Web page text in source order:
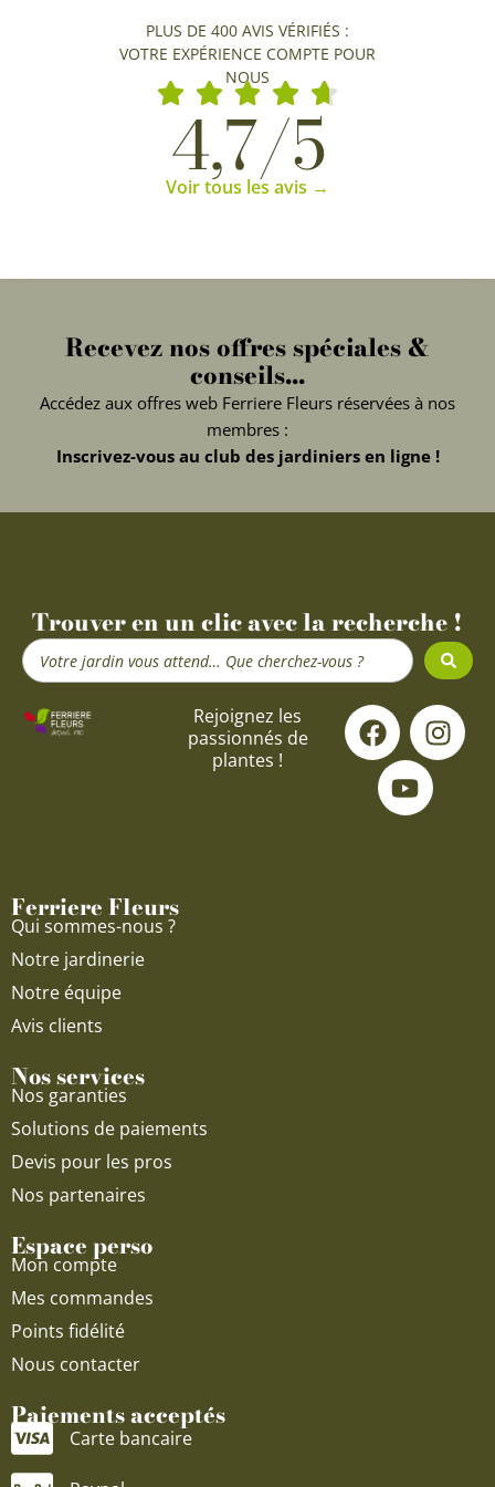
PLUS DE 400 AVIS VÉRIFIÉS :
VOTRE EXPÉRIENCE COMPTE POUR
NOUS
4,7/5
Voir tous les avis →
Recevez nos offres spéciales &
conseils...
Accédez aux offres web Ferriere Fleurs réservées à nos
membres :
Inscrivez-vous au club des jardiniers en ligne !
Trouver en un clic avec la recherche !
Search
...
Rejoignez les
passionnés de
plantes !
F
a
c
e
I
n
s
Y
o
u
t
u
Ferriere Fleurs
Qui sommes-nous ?
Notre jardinerie
Notre équipe
Avis clients
Nos services
Nos garanties
Solutions de paiements
Devis pour les pros
Nos partenaires
Espace perso
Mon compte
Mes commandes
Points fidélité
Nous contacter
Paiements acceptés
Carte bancaire